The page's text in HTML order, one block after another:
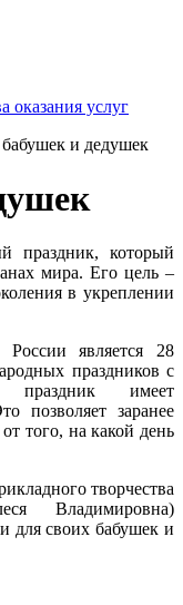
оказания услуг
и дедушек
праздник, который
мира. Его цель –
в укреплении
является 28
праздников с
праздник имеет
позволяет заранее
того, на какой день
творчества
Владимировна)
для своих бабушек и